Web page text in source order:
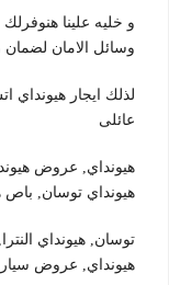
و خليه علينا
وسائل الامان لضمان
لذلك ايجار هيونداي
عائلى
هيونداي, عروض
هيونداي توسان, باص
هيونداي, عروض سيارات 2021, عروض سيارات